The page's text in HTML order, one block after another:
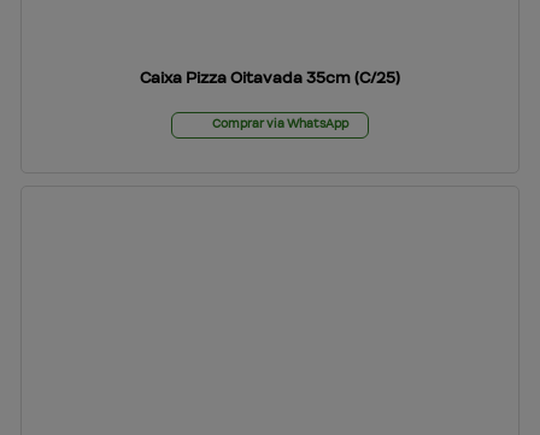
Caixa Pizza Oitavada 35cm (C/25)
Comprar via WhatsApp